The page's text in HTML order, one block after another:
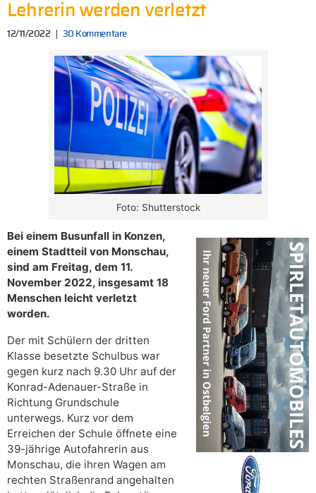
Lehrerin werden verletzt
12/11/2022 30 Kommentare
Foto: Shutterstock
Bei einem Busunfall in Konzen,
einem Stadtteil von Monschau,
sind am Freitag, dem 11.
November 2022, insgesamt 18
Menschen leicht verletzt
worden.
Der mit Schülern der dritten
Klasse besetzte Schulbus war
gegen kurz nach 9.30 Uhr auf der
Konrad-Adenauer-Straße in
Richtung Grundschule
unterwegs. Kurz vor dem
Erreichen der Schule öffnete eine
39-jährige Autofahrerin aus
Monschau, die ihren Wagen am
rechten Straßenrand angehalten